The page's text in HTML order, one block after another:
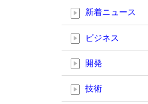
新着ニュース
ビジネス
開発
技術